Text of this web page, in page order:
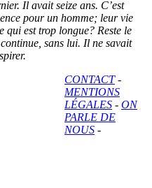
Il avait seize ans. C’est
pour un homme; leur vie
qui est trop longue? Reste le
sans lui. Il ne savait
CONTACT-
MENTIONS
LÉGALES - ON
PARLE DE
NOUS -